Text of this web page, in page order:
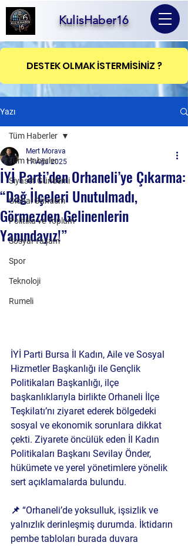
KulisHaber16
DESTEK OLMAK İSTERMİSİNİZ ?
Yazı
Tüm Haberler
Siyaset Gündemi
Global Gündem
Politika ve Toplum
Sosyal Yaşam
Spor
Teknoloji
Rumeli
Tüm Haberler
İYİ Parti’den Orhaneli’ye Çıkarma:
“Dağ İlçeleri Unutulmadı,
Görmezden Gelinenlerin
Yanındayız!”
Mert Morava
17 Ağu 2025
İYİ Parti Bursa İl Kadın, Aile ve Sosyal
Hizmetler Başkanlığı ile Gençlik
Politikaları Başkanlığı, ilçe
başkanlıklarıyla birlikte Orhaneli İlçe
Teşkilatı’nı ziyaret ederek bölgedeki
sosyal ve ekonomik sorunlara dikkat
çekti. Ziyarete öncülük eden İl Kadın
Politikaları Başkanı Sevilay Önder,
hükümete ve yerel yönetimlere yönelik
sert açıklamalarda bulundu.
📌 “Orhaneli’de yoksulluk, işsizlik ve
yalnızlık derinleşmiş durumda. İktidarın
pembe tabloları burada duvara